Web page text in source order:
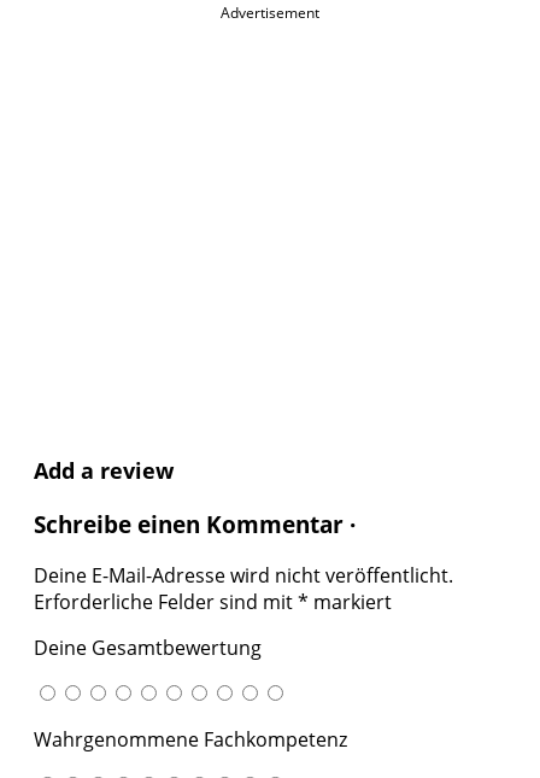
Advertisement
Add a review
Schreibe einen Kommentar ·
Deine E-Mail-Adresse wird nicht veröffentlicht.
Erforderliche Felder sind mit* markiert
Deine Gesamtbewertung
Wahrgenommene Fachkompetenz